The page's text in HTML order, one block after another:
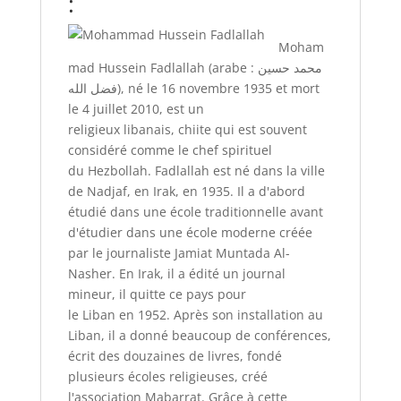
Moham
mad Hussein Fadlallah (arabe : محمد حسين
فضل الله), né le 16 novembre 1935et mort
le 4 juillet 2010, est un
religieux libanais, chiite qui est souvent
considéré comme le chef spirituel
du Hezbollah. Fadlallah est né dans la ville
de Nadjaf, en Irak, en 1935. Il a d'abord
étudié dans une école traditionnelle avant
d'étudier dans une école moderne créée
par le journaliste Jamiat Muntada Al-
Nasher. En Irak, il a édité un journal
mineur, il quitte ce pays pour
le Liban en 1952. Après son installation au
Liban, il a donné beaucoup de conférences,
écrit des douzaines de livres, fondé
plusieurs écoles religieuses, créé
l'association Mabarrat. Grâce à cette